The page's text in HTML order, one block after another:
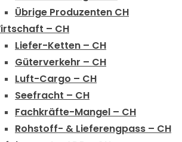
Übrige Produzenten CH
– CH
Liefer-Ketten – CH
Güterverkehr – CH
Luft-Cargo – CH
Seefracht – CH
Fachkräfte-Mangel – CH
Rohstoff- & Lieferengpass – CH